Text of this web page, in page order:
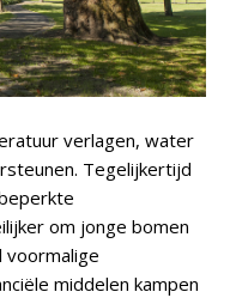
verlagen, water
Tegelijkertijd
om jonge bomen
voormalige
middelen kampen